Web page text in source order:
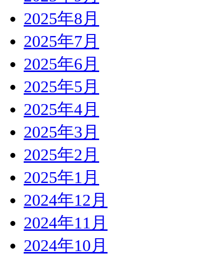
2025年8月
2025年7月
2025年6月
2025年5月
2025年4月
2025年3月
2025年2月
2025年1月
2024年12月
2024年11月
2024年10月